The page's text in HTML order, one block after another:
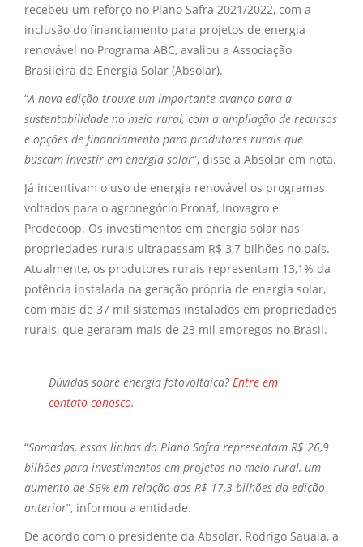
recebeu um reforço no Plano Safra 2021/2022, com a
inclusão do financiamento para projetos de energia
renovável no Programa ABC, avaliou a Associação
Brasileira de Energia Solar (Absolar).
“A nova edição trouxe um importante avanço para a
sustentabilidade no meio rural, com a ampliação de recursos
e opções de financiamento para produtores rurais que
buscam investir em energia solar”, disse a Absolar em nota.
Já incentivam o uso de energia renovável os programas
voltados para o agronegócio Pronaf, Inovagro e
Prodecoop. Os investimentos em energia solar nas
propriedades rurais ultrapassam R$ 3,7 bilhões no país.
Atualmente, os produtores rurais representam 13,1% da
potência instalada na geração própria de energia solar,
com mais de 37 mil sistemas instalados em propriedades
rurais, que geraram mais de 23 mil empregos no Brasil.
Dúvidas sobre energia fotovoltaica? Entre em
contato conosco.
“Somadas, essas linhas do Plano Safra representam R$ 26,9
bilhões para investimentos em projetos no meio rural, um
aumento de 56% em relação aos R$ 17,3 bilhões da edição
anterior”, informou a entidade.
De acordo com o presidente da Absolar, Rodrigo Sauaia, a